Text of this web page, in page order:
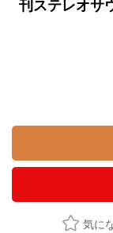
刊ステレオサ
気に